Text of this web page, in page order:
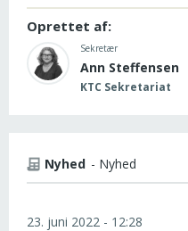
Oprettet af:
Sekretær
Ann Steffensen
KTC Sekretariat
Nyhed - Nyhed
23. juni 2022 - 12:28